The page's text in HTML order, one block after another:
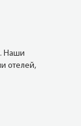
Наши
отелей,